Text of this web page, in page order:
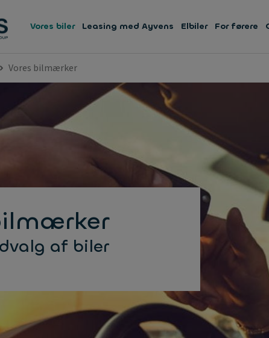
Vores biler Leasing med Ayvens Elbiler For førere
Vores bilmærker
af biler